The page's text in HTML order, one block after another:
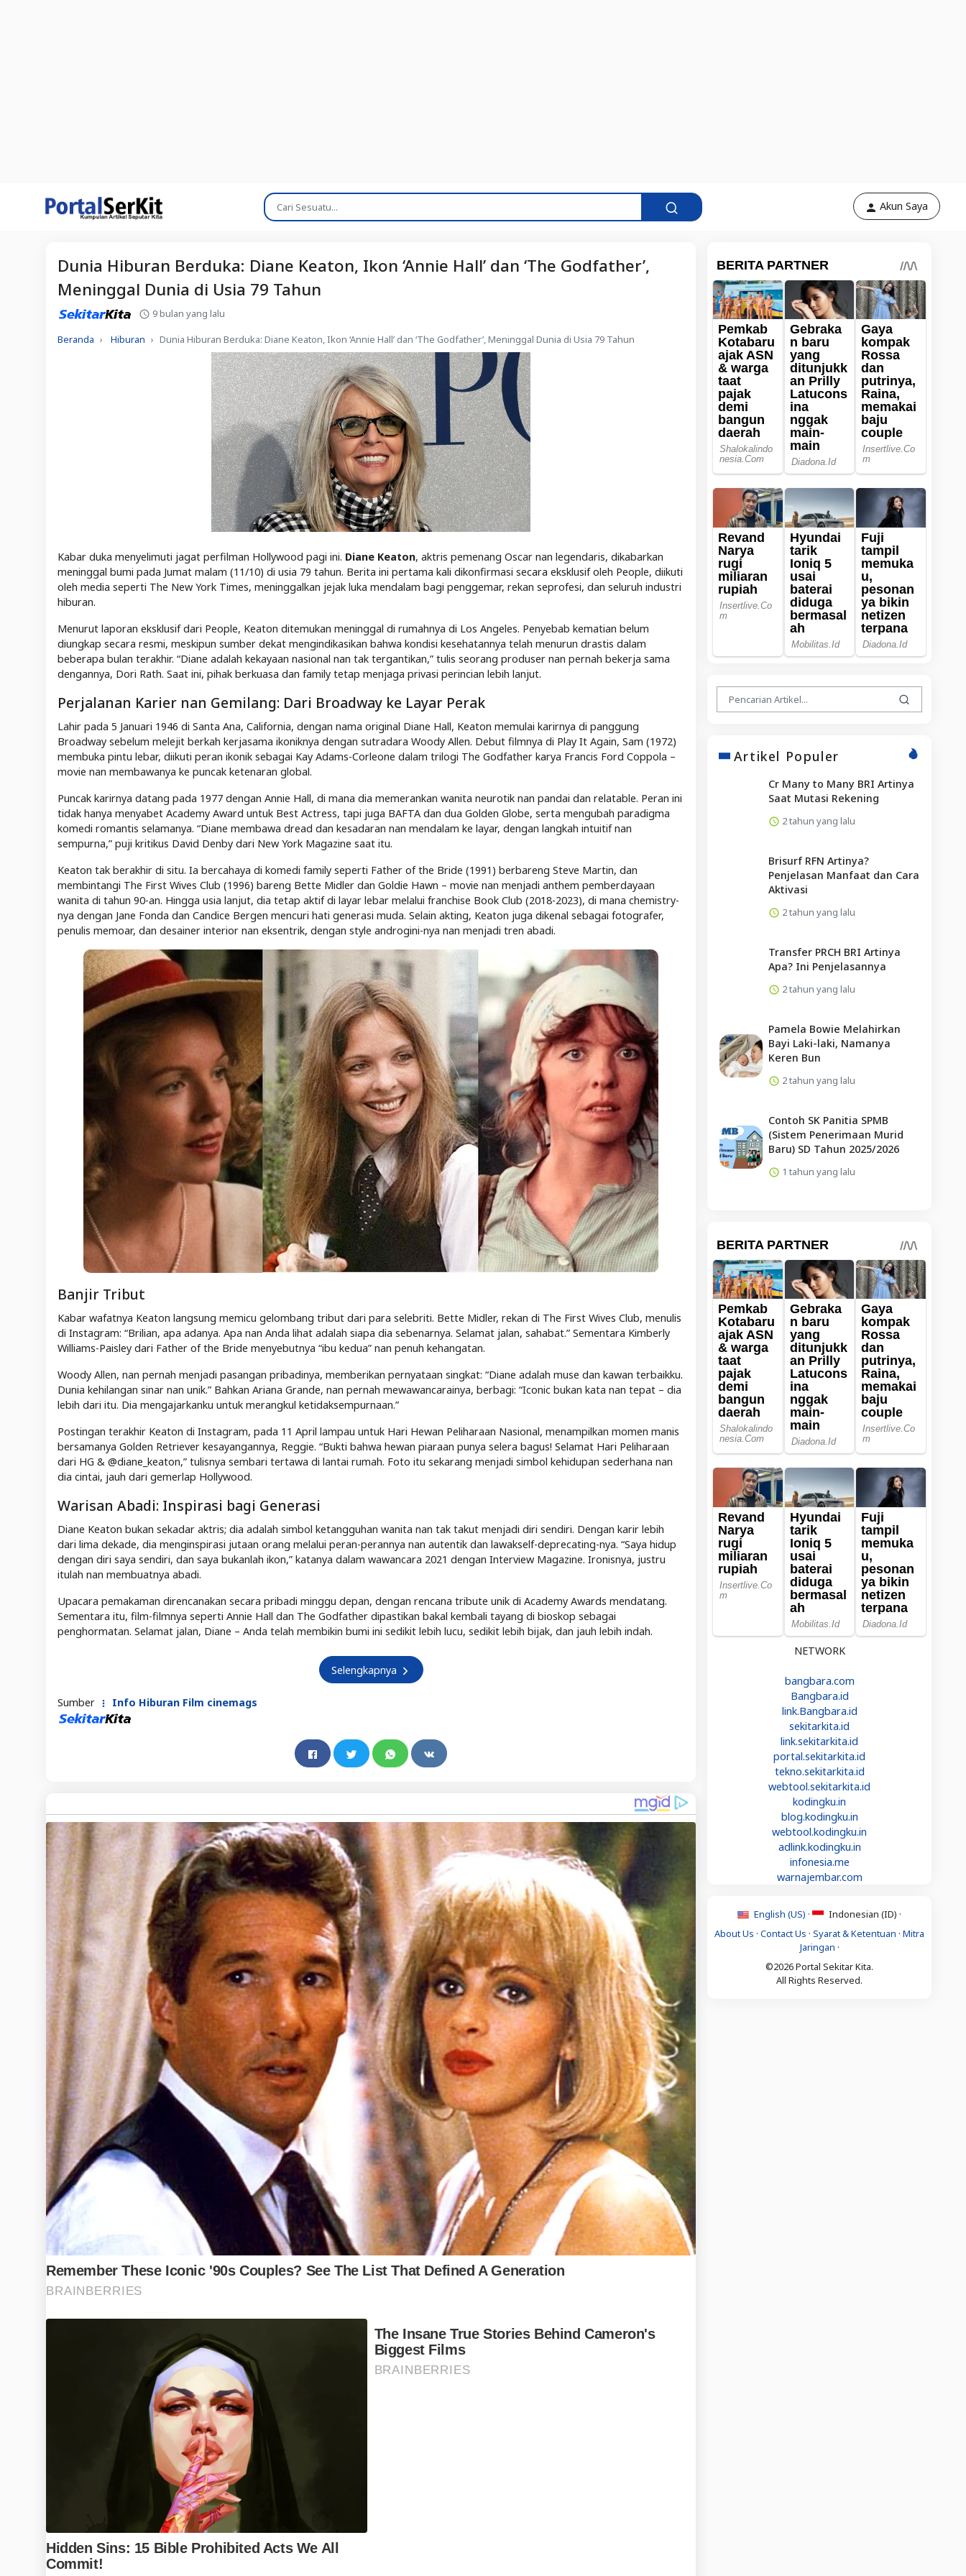
Akun Saya
Dunia Hiburan Berduka: Diane Keaton, Ikon ‘Annie Hall’ dan ‘The Godfather’,
Meninggal Dunia di Usia 79 Tahun
9 bulan yang lalu
Beranda Hiburan Dunia Hiburan Berduka: Diane Keaton, Ikon ‘Annie Hall’ dan ‘The Godfather’, Meninggal Dunia di Usia 79 Tahun
Kabar duka menyelimuti jagat perfilman Hollywood pagi ini. Diane Keaton, aktris pemenang Oscar nan legendaris, dikabarkan
meninggal bumi pada Jumat malam (11/10) di usia 79 tahun. Berita ini pertama kali dikonfirmasi secara eksklusif oleh People, diikuti
oleh media seperti The New York Times, meninggalkan jejak luka mendalam bagi penggemar, rekan seprofesi, dan seluruh industri
hiburan.
Menurut laporan eksklusif dari People, Keaton ditemukan meninggal di rumahnya di Los Angeles. Penyebab kematian belum
diungkap secara resmi, meskipun sumber dekat mengindikasikan bahwa kondisi kesehatannya telah menurun drastis dalam
beberapa bulan terakhir. “Diane adalah kekayaan nasional nan tak tergantikan,” tulis seorang produser nan pernah bekerja sama
dengannya, Dori Rath. Saat ini, pihak berkuasa dan family tetap menjaga privasi perincian lebih lanjut.
Perjalanan Karier nan Gemilang: Dari Broadway ke Layar Perak
Lahir pada 5 Januari 1946 di Santa Ana, California, dengan nama original Diane Hall, Keaton memulai karirnya di panggung
Broadway sebelum melejit berkah kerjasama ikoniknya dengan sutradara Woody Allen. Debut filmnya di Play It Again, Sam (1972)
membuka pintu lebar, diikuti peran ikonik sebagai Kay Adams-Corleone dalam trilogi The Godfather karya Francis Ford Coppola –
movie nan membawanya ke puncak ketenaran global.
Puncak karirnya datang pada 1977 dengan Annie Hall, di mana dia memerankan wanita neurotik nan pandai dan relatable. Peran ini
tidak hanya menyabet Academy Award untuk Best Actress, tapi juga BAFTA dan dua Golden Globe, serta mengubah paradigma
komedi romantis selamanya. “Diane membawa dread dan kesadaran nan mendalam ke layar, dengan langkah intuitif nan
sempurna,” puji kritikus David Denby dari New York Magazine saat itu.
Keaton tak berakhir di situ. Ia bercahaya di komedi family seperti Father of the Bride (1991) berbareng Steve Martin, dan
membintangi The First Wives Club (1996) bareng Bette Midler dan Goldie Hawn – movie nan menjadi anthem pemberdayaan
wanita di tahun 90-an. Hingga usia lanjut, dia tetap aktif di layar lebar melalui franchise Book Club (2018-2023), di mana chemistry-
nya dengan Jane Fonda dan Candice Bergen mencuri hati generasi muda. Selain akting, Keaton juga dikenal sebagai fotografer,
penulis memoar, dan desainer interior nan eksentrik, dengan style androgini-nya nan menjadi tren abadi.
Banjir Tribut
Kabar wafatnya Keaton langsung memicu gelombang tribut dari para selebriti. Bette Midler, rekan di The First Wives Club, menulis
di Instagram: “Brilian, apa adanya. Apa nan Anda lihat adalah siapa dia sebenarnya. Selamat jalan, sahabat.” Sementara Kimberly
Williams-Paisley dari Father of the Bride menyebutnya “ibu kedua” nan penuh kehangatan.
Woody Allen, nan pernah menjadi pasangan pribadinya, memberikan pernyataan singkat: “Diane adalah muse dan kawan terbaikku.
Dunia kehilangan sinar nan unik.” Bahkan Ariana Grande, nan pernah mewawancarainya, berbagi: “Iconic bukan kata nan tepat – dia
lebih dari itu. Dia mengajarkanku untuk merangkul ketidaksempurnaan.”
Postingan terakhir Keaton di Instagram, pada 11 April lampau untuk Hari Hewan Peliharaan Nasional, menampilkan momen manis
bersamanya Golden Retriever kesayangannya, Reggie. “Bukti bahwa hewan piaraan punya selera bagus! Selamat Hari Peliharaan
dari HG & @diane_keaton,” tulisnya sembari tertawa di lantai rumah. Foto itu sekarang menjadi simbol kehidupan sederhana nan
dia cintai, jauh dari gemerlap Hollywood.
Warisan Abadi: Inspirasi bagi Generasi
Diane Keaton bukan sekadar aktris; dia adalah simbol ketangguhan wanita nan tak takut menjadi diri sendiri. Dengan karir lebih
dari lima dekade, dia menginspirasi jutaan orang melalui peran-perannya nan autentik dan lawakself-deprecating-nya. “Saya hidup
dengan diri saya sendiri, dan saya bukanlah ikon,” katanya dalam wawancara 2021 dengan Interview Magazine. Ironisnya, justru
itulah nan membuatnya abadi.
Upacara pemakaman direncanakan secara pribadi minggu depan, dengan rencana tribute unik di Academy Awards mendatang.
Sementara itu, film-filmnya seperti Annie Hall dan The Godfather dipastikan bakal kembali tayang di bioskop sebagai
penghormatan. Selamat jalan, Diane – Anda telah membikin bumi ini sedikit lebih lucu, sedikit lebih bijak, dan jauh lebih indah.
Selengkapnya
Sumber Info Hiburan Film cinemags
Artikel Populer
Cr Many to Many BRI Artinya
Saat Mutasi Rekening
2 tahun yang lalu
Brisurf RFN Artinya?
Penjelasan Manfaat dan Cara
Aktivasi
2 tahun yang lalu
Transfer PRCH BRI Artinya
Apa? Ini Penjelasannya
2 tahun yang lalu
Pamela Bowie Melahirkan
Bayi Laki-laki, Namanya
Keren Bun
2 tahun yang lalu
Contoh SK Panitia SPMB
(Sistem Penerimaan Murid
Baru) SD Tahun 2025/2026
1 tahun yang lalu
NETWORK
bangbara.com
Bangbara.id
link.Bangbara.id
sekitarkita.id
link.sekitarkita.id
portal.sekitarkita.id
tekno.sekitarkita.id
webtool.sekitarkita.id
kodingku.in
blog.kodingku.in
webtool.kodingku.in
adlink.kodingku.in
infonesia.me
warnajembar.com
English (US) ·
Indonesian (ID) ·
About Us · Contact Us · Syarat & Ketentuan · Mitra
Jaringan ·
©2026 Portal Sekitar Kita.
All Rights Reserved.